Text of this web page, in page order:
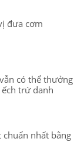
đưa cơm
có thể thưởng
trứ danh
chuẩn nhất bằng